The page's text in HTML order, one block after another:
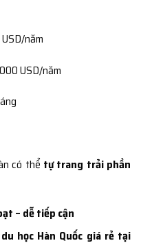
năm
USD/năm
có thể tự trang trải phần
– dễ tiếp cận
học Hàn Quốc giá rẻ tại